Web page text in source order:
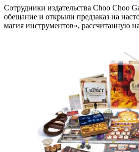
Сотрудники издательства Choo Choo
обещание и открыли предзаказ на
магия инструментов», рассчитанную